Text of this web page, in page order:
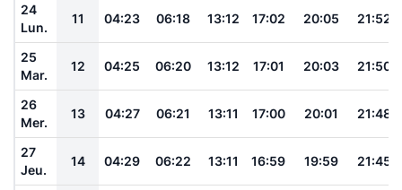
24
Lun.
11 04:23 06:18 13:12 17:02 20:05 21:52
25
Mar.
12 04:25 06:20 13:12 17:01 20:03 21:50
26
Mer.
13 04:27 06:21 13:11 17:00 20:01 21:48
27
Jeu.
14 04:29 06:22 13:11 16:59 19:59 21:45